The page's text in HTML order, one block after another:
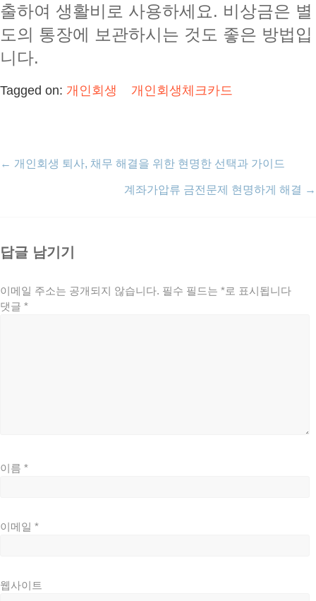
출하여 생활비로 사용하세요. 비상금은 별
도의 통장에 보관하시는 것도 좋은 방법입
니다.
Tagged on: 개인회생 개인회생체크카드
← 개인회생 퇴사, 채무 해결을 위한 현명한 선택과 가이드
계좌가압류 금전문제 현명하게 해결 →
답글 남기기
이메일 주소는 공개되지 않습니다. 필수 필드는 *로 표시됩니다
댓글 *
이름 *
이메일 *
웹사이트